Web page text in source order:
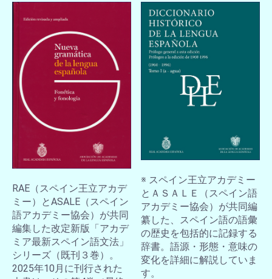
RAE（スペイン王立アカデ
ミー）とASALE（スペイン
語アカデミー協会）が共同
編集した改定新版「アカデ
ミア最新スペイン語文法」
シリーズ（既刊３巻）。
2025年10月に刊行された
※ スペイン王立アカデミー
とＡＳＡＬＥ（スペイン語
アカデミー協会）が共同編
纂した、スペイン語の語彙
の歴史を包括的に記録する
辞書。語源・形態・意味の
変化を詳細に解説していま
す。